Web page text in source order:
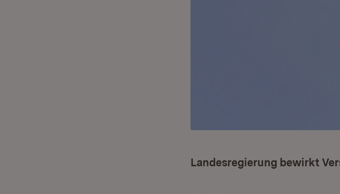
Landesregierung bewirkt